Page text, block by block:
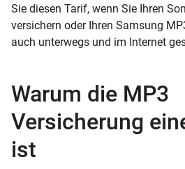
Sie diesen Tarif, wenn Sie Ihren
versichern oder Ihren Samsung
auch unterwegs und im Internet
Warum die MP3
Versicherung
ist